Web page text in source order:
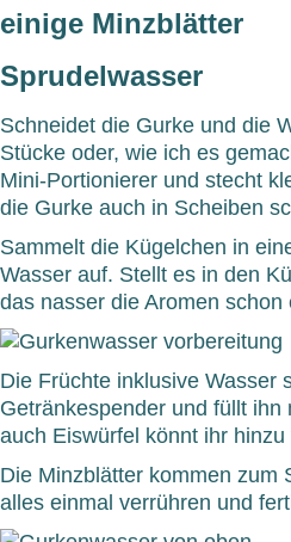
einige Minzblätter
Sprudelwasser
Schneidet die Gurke und die
Stücke oder, wie ich es
Mini-Portionierer und stecht
die Gurke auch in Scheiben
Sammelt die Kügelchen in
Wasser auf. Stellt es in den
das nasser die Aromen schon
Die Früchte inklusive Wasser
Getränkespender und füllt ihn
auch Eiswürfel könnt ihr hinzu
Die Minzblätter kommen
alles einmal verrühren und